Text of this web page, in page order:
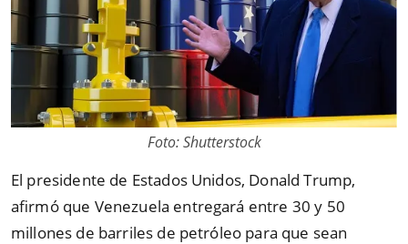
Foto: Shutterstock
El presidente de Estados Unidos, Donald Trump,
afirmó que Venezuela entregará entre 30 y 50
millones de barriles de petróleo para que sean